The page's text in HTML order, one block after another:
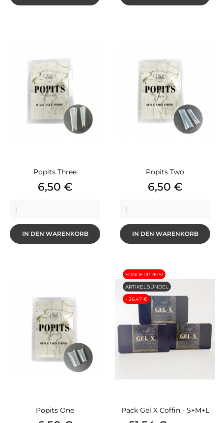
Popits Three
Preis
6,50 €
IN DEN WARENKORB
Popits Two
Preis
6,50 €
IN DEN WARENKORB
Popits One Pack Gel X Coffin - S+M+L
SONDERPREIS!
ARTIKELBÜNDEL
- 26,47 €